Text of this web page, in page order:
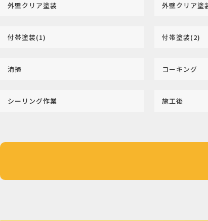
外壁クリア塗装 外壁クリア塗
付帯塗装(1) 付帯塗装(2)
清掃 コーキング
シーリング作業 施工後